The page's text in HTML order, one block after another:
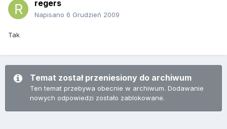
regers
Napisano 6 Grudzień 2009
Tak
Temat został przeniesiony do archiwum
Ten temat przebywa obecnie w archiwum. Dodawanie
nowych odpowiedzi zostało zablokowane.